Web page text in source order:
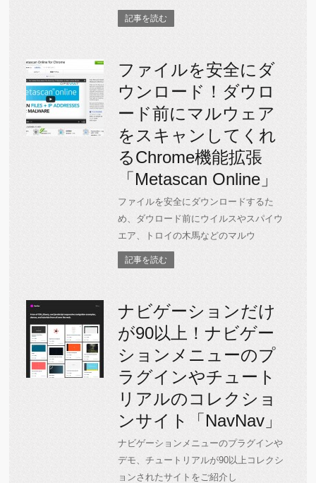
記事を読む
ファイルを安全にダ
ウンロード！ダウロ
ード前にマルウェア
をスキャンしてくれ
るChrome機能拡張
「Metascan Online」
ファイルを安全にダウンロードするた
め、ダウロード前にウイルスやスパイウ
エア、トロイの木馬などのマルウ
記事を読む
ナビゲーションだけ
が90以上！ナビゲー
ションメニューのプ
ラグインやチュート
リアルのコレクショ
ンサイト「NavNav」
ナビゲーションメニューのプラグインや
デモ、チュートリアルが90以上コレクシ
ョンされたサイトをご紹介し